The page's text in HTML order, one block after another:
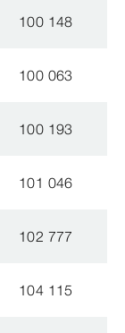
100 148
100 063
100 193
101 046
102 777
104 115